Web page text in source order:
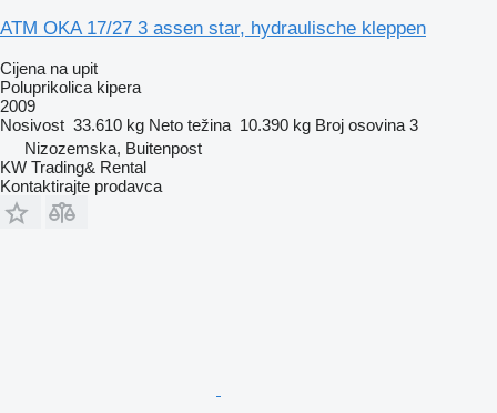
ATM OKA 17/27 3 assen star, hydraulische kleppen
Cijena na upit
Poluprikolica kipera
2009
Nosivost 33.610 kg Neto težina 10.390 kg Broj osovina 3
Nizozemska, Buitenpost
KW Trading& Rental
Kontaktirajte prodavca